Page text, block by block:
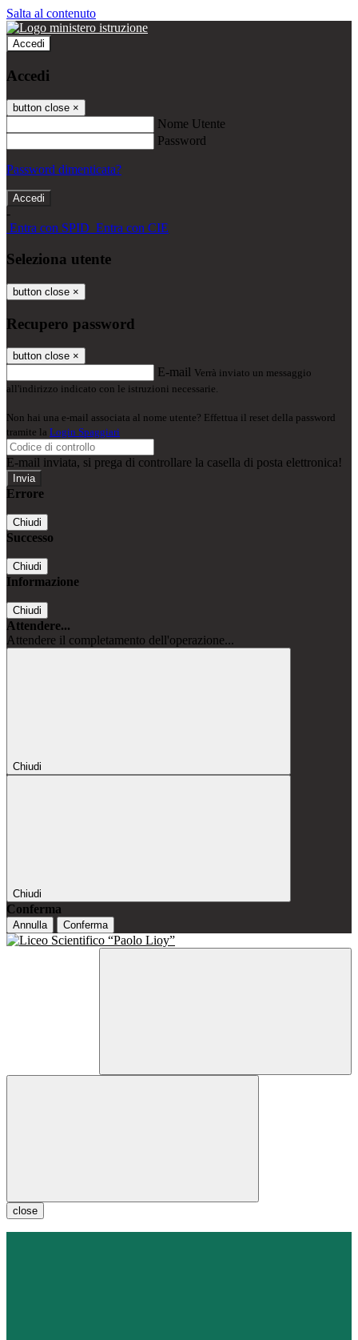
Salta al contenuto
Accedi
Accedi
button close ×
Nome Utente
Password
Password dimenticata?
-
Entra con SPID Entra con CIE
Seleziona utente
button close ×
Recupero password
button close ×
E-mail Verrà inviato un messaggio
all'indirizzo indicato con le istruzioni necessarie.
Non hai una e-mail associata al nome utente? Effettua il reset della password
tramite la Login Spaggiari
E-mail inviata, si prega di controllare la casella di posta elettronica!
Errore
Chiudi
Successo
Chiudi
Informazione
Chiudi
Attendere...
Attendere il completamento dell'operazione...
Chiudi
Chiudi
Conferma
Annulla Conferma
close